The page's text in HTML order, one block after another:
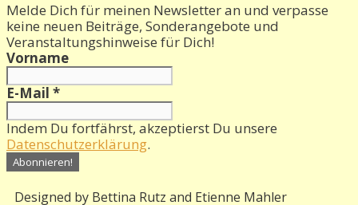
Melde Dich für meinen Newsletter an und verpasse
keine neuen Beiträge, Sonderangebote und
Veranstaltungshinweise für Dich!
Vorname
E-Mail *
Indem Du fortfährst, akzeptierst Du unsere
Datenschutzerklärung.
Designed by Bettina Rutz and Etienne Mahler